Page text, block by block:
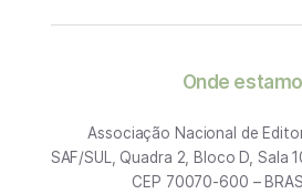
Onde
Associação Nacional de
SAF/SUL, Quadra 2, Bloco D, Sala
CEP 70070-600 –